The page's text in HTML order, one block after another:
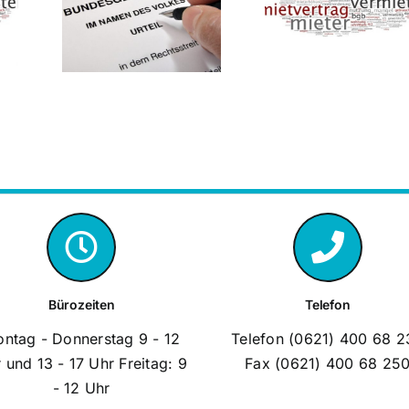
Erhöhte
Anforderungen
bei Minderung
wegen Baulärm
in der
können
Bürozeiten
- Donnerstag 9 - 12
und 13 - 17 Uhr Freitag: 9
- 12 Uhr
Telefon
Telefon (0621) 400 68
Fax (0621) 400 68